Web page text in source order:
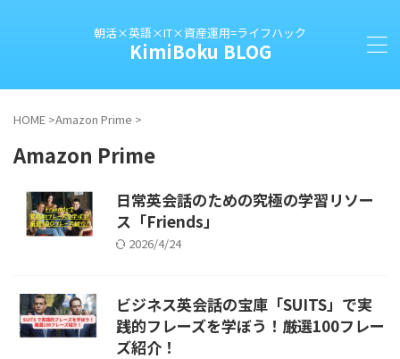
朝活×英語×IT×資産運用=ライフハック
KimiBoku BLOG
HOME >Amazon Prime >
Amazon Prime
日常英会話のための究極の学習リソー
ス「Friends」
2026/4/24
ビジネス英会話の宝庫「SUITS」で実
践的フレーズを学ぼう！厳選100フレー
ズ紹介！